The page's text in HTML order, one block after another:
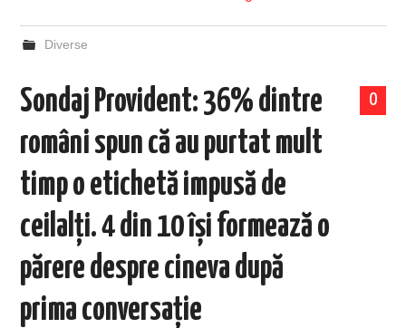
Diverse
0
Sondaj Provident: 36% dintre
români spun că au purtat mult
timp o etichetă impusă de
ceilalți. 4 din 10 își formează o
părere despre cineva după
prima conversație